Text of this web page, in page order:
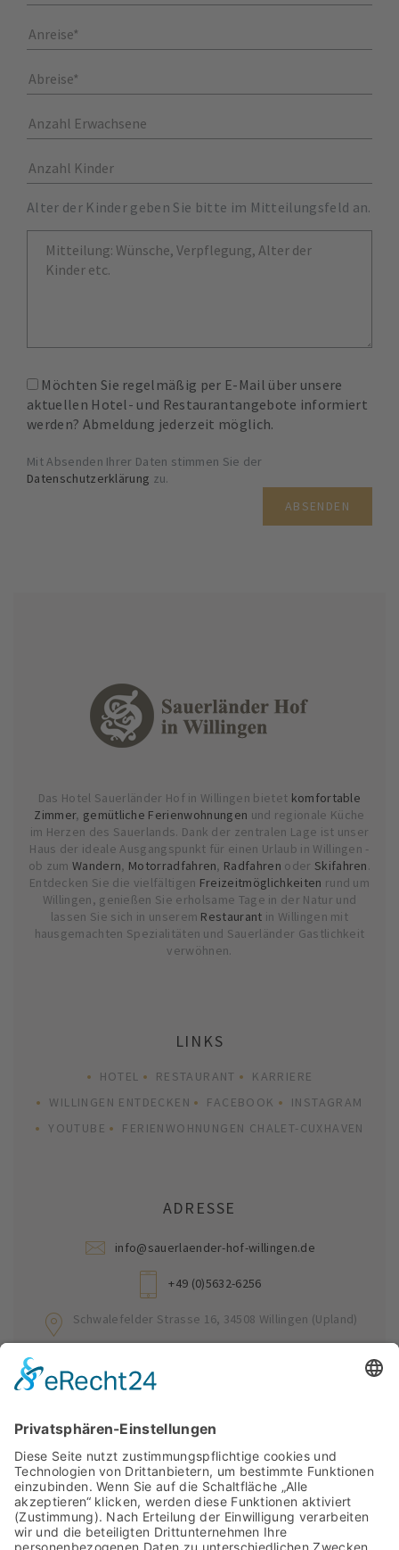
Alter der Kinder geben Sie bitte im Mitteilungsfeld an.
Möchten Sie regelmäßig per E-Mail über unsere
aktuellen Hotel- und Restaurantangebote informiert
werden? Abmeldung jederzeit möglich.
Mit Absenden Ihrer Daten stimmen Sie der
Datenschutzerklärung zu.
ABSENDEN
Das Hotel Sauerländer Hof in Willingen bietet komfortable
Zimmer, gemütliche Ferienwohnungen und regionale Küche
im Herzen des Sauerlands. Dank der zentralen Lage ist unser
Haus der ideale Ausgangspunkt für einen Urlaub in Willingen -
ob zumWandern, Motorradfahren, Radfahren oder Skifahren.
Entdecken Sie die vielfältigen Freizeitmöglichkeiten rund um
Willingen, genießen Sie erholsame Tage in der Natur und
lassen Sie sich in unserem Restaurant in Willingen mit
hausgemachten Spezialitäten und Sauerländer Gastlichkeit
verwöhnen.
LINKS
HOTEL RESTAURANT
KARRIERE
WILLINGEN ENTDECKEN
FACEBOOK
INSTAGRAM
YOUTUBE
FERIENWOHNUNGEN CHALET-CUXHAVEN
ADRESSE
info@sauerlaender-hof-willingen.de
+49 (0)5632-6256
Schwalefelder Strasse 16, 34508 Willingen (Upland)
Willingen Wetter